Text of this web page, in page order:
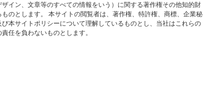
イン、文章等のすべての情報をいう）に関する著作権その他知的財
のとします。 本サイトの閲覧者は、著作権、特許権、商標、企業秘
本サイトポリシーについて理解しているものとし、当社はこれらの
任を負わないものとします。